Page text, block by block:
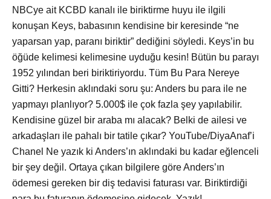
NBCye ait KCBD kanalı ile biriktirme huyu ile ilgili
konuşan Keys, babasının kendisine bir keresinde “ne
yaparsan yap, paranı biriktir” dediğini söyledi. Keys’in bu
öğüde kelimesi kelimesine uyduğu kesin! Bütün bu parayı
1952 yılından beri biriktiriyordu. Tüm Bu Para Nereye
Gitti? Herkesin aklındaki soru şu: Anders bu para ile ne
yapmayı planlıyor? 5.000$ ile çok fazla şey yapılabilir.
Kendisine güzel bir araba mı alacak? Belki de ailesi ve
arkadaşları ile pahalı bir tatile çıkar? YouTube/DiyaAnaf’i
Chanel Ne yazık ki Anders’ın aklındaki bu kadar eğlenceli
bir şey değil. Ortaya çıkan bilgilere göre Anders’ın
ödemesi gereken bir diş tedavisi faturası var. Biriktirdiği